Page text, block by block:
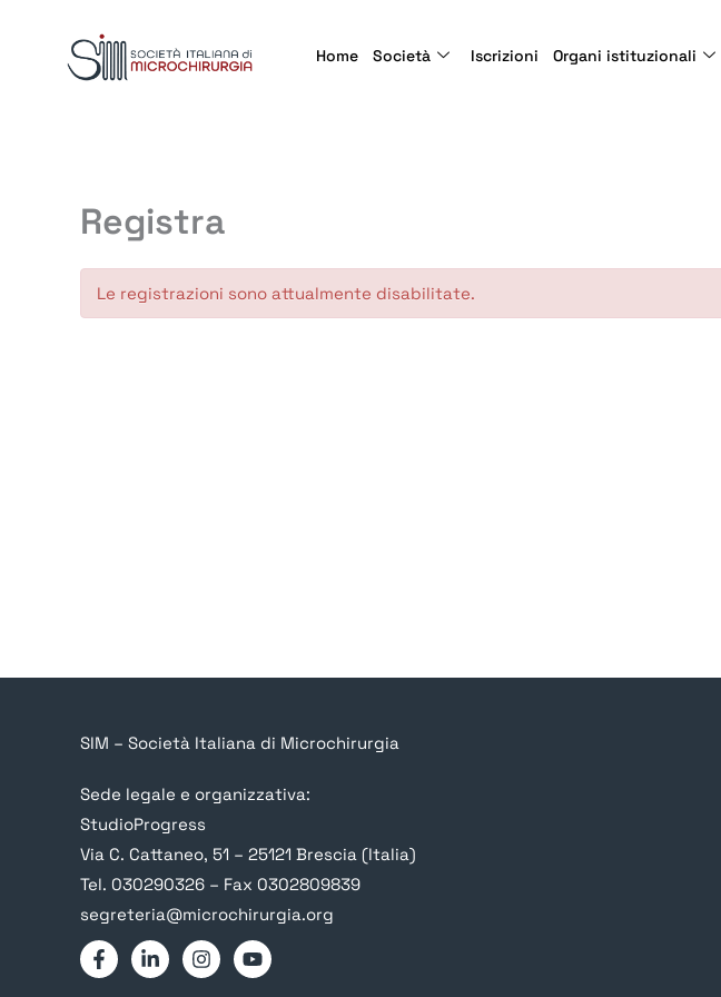
Home Società Iscrizioni Organi istituzionali
Registra
Le registrazioni sono attualmente disabilitate.
SIM – Società Italiana di Microchirurgia
Sede legale e organizzativa:
StudioProgress
Via C. Cattaneo, 51 – 25121 Brescia (Italia)
Tel. 030290326 – Fax 0302809839
segreteria@microchirurgia.org